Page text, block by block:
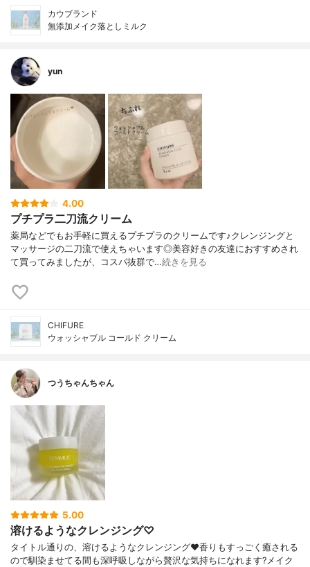
カウブランド
無添加メイク落としミルク
yun
4.00
プチプラ二刀流クリーム
薬局などでもお手軽に買えるプチプラのクリームです♪クレンジングと
マッサージの二刀流で使えちゃいます◎美容好きの友達におすすめされ
て買ってみましたが、コスパ抜群で…続きを見る
CHIFURE
ウォッシャブル コールド クリーム
つうちゃんちゃん
5.00
溶けるようなクレンジング♡
タイトル通りの、溶けるようなクレンジング❤️香りもすっごく癒される
ので馴染ませてる間も深呼吸しながら贅沢な気持ちになれます?メイク